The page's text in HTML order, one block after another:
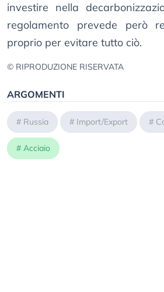
investire nella
regolamento prevede però
proprio per evitare tutto ciò.
© RIPRODUZIONE RISERVATA
ARGOMENTI
# Russia # Import/Export #
# Acciaio